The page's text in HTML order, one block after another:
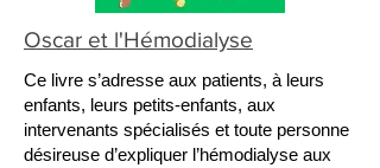
Oscar et l'Hémodialyse
Ce livre s’adresse aux patients, à leurs
enfants, leurs petits-enfants, aux
intervenants spécialisés et toute personne
désireuse d’expliquer l’hémodialyse aux